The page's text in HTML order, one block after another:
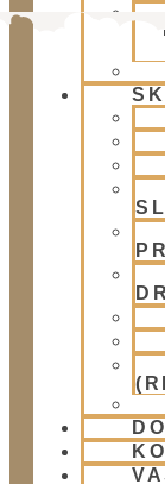
Klikni gumb spodaj.
Obišči nas
Lokacija
Urnik templja
Nedeljsko
Parkiranje
Politika